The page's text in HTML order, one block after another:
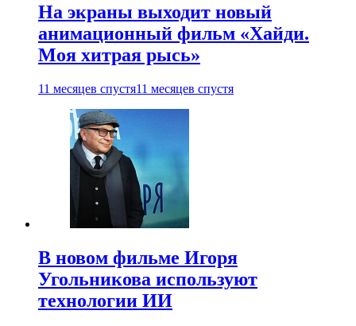
На экраны выходит новый
анимационный фильм «Хайди.
Моя хитрая рысь»
11 месяцев спустя11 месяцев спустя
В новом фильме Игоря
Угольникова используют
технологии ИИ